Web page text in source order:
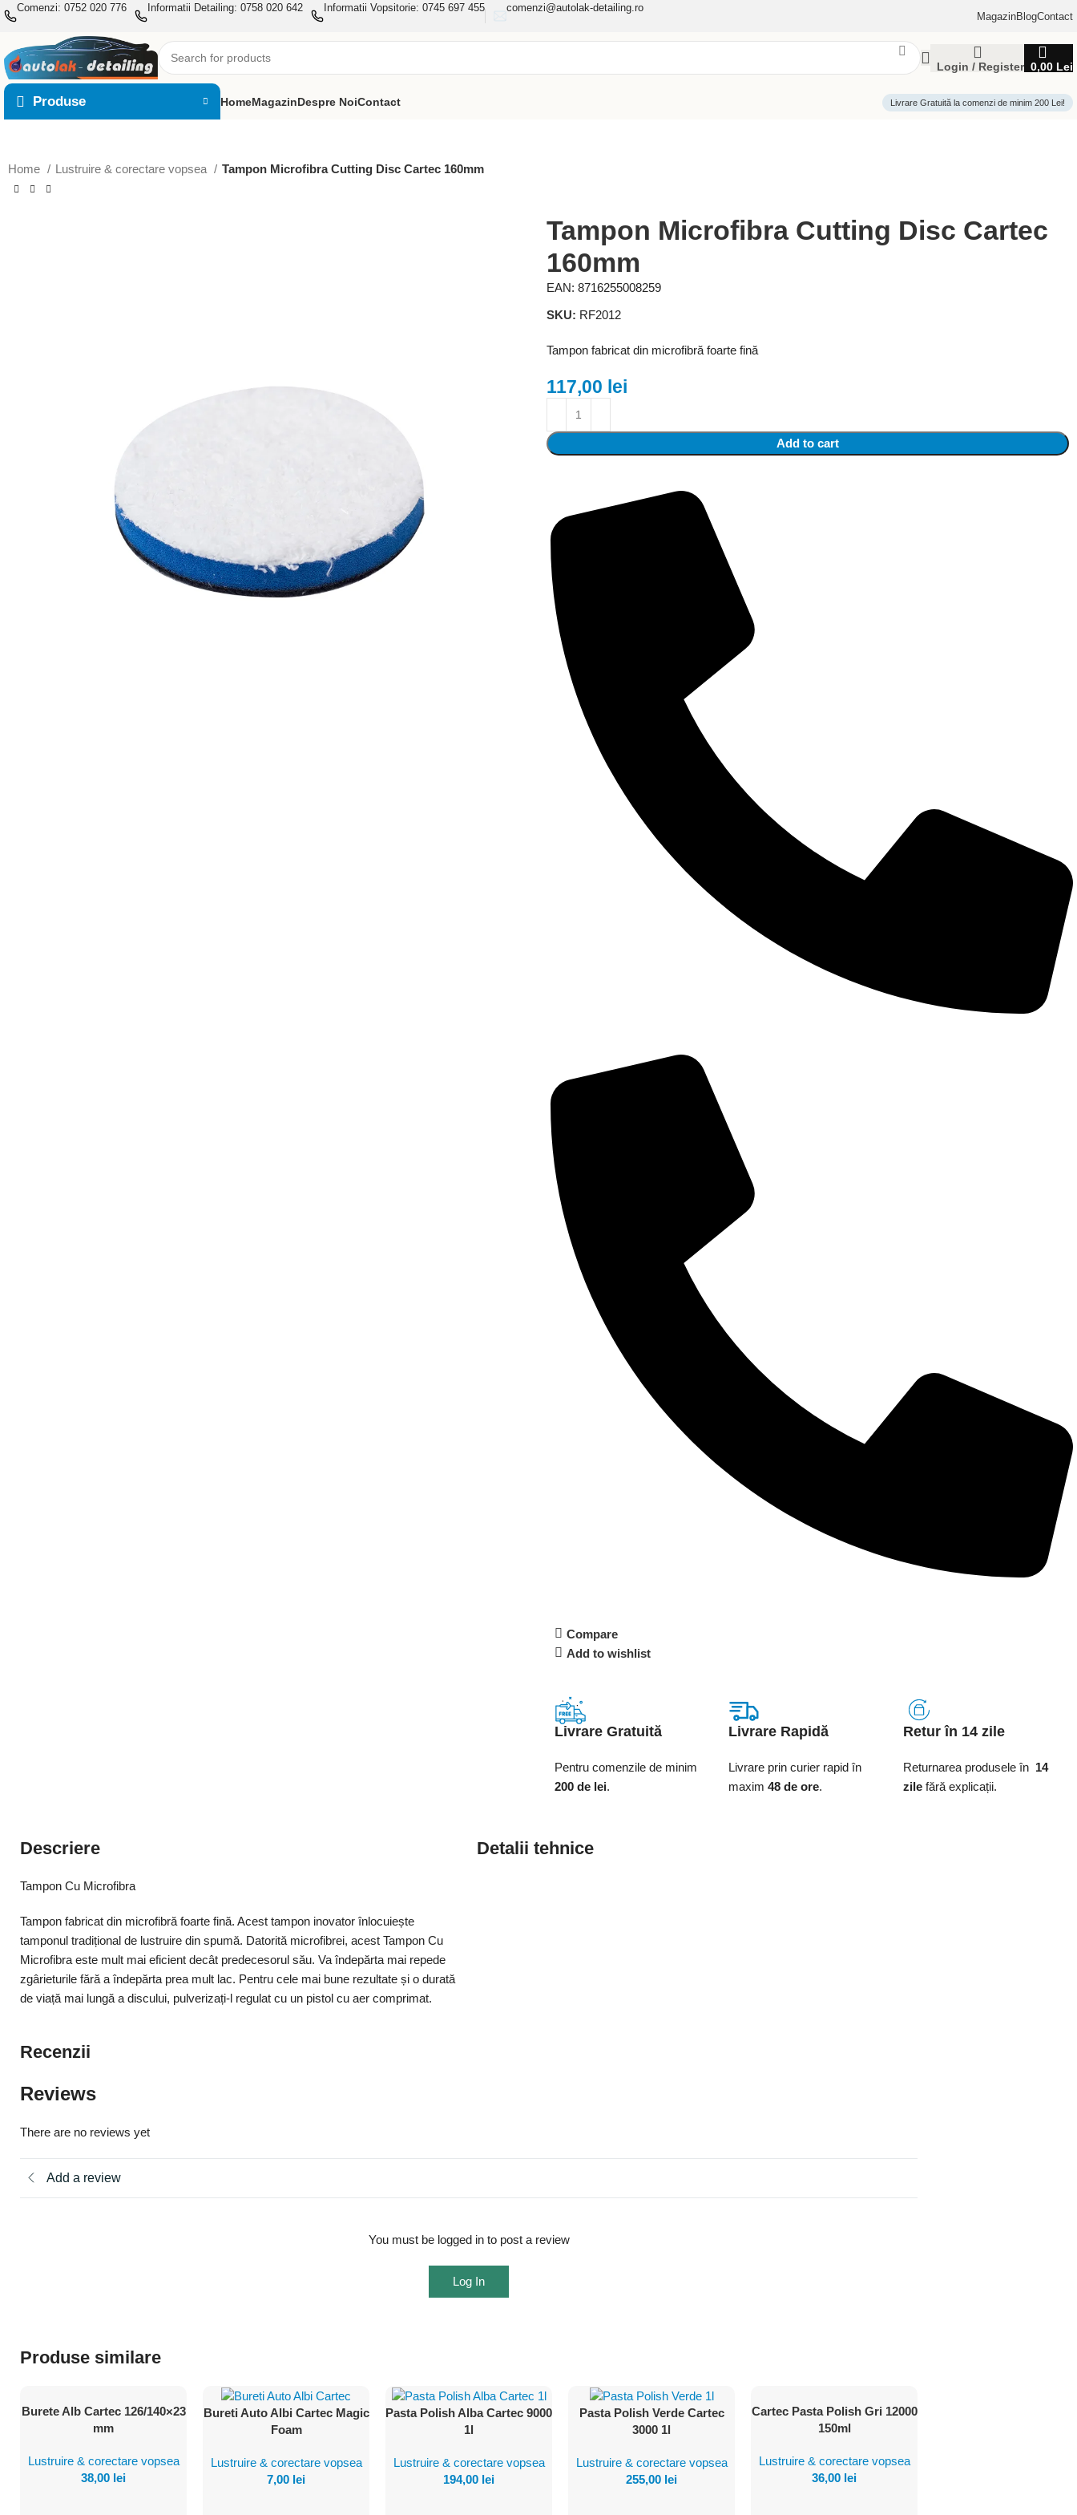
Comenzi: 0752 020 776 Informatii Detailing: 0758 020 642 Informatii Vopsitorie: 0745 697 455 comenzi@autolak-detailing.ro
MagazinBlogContact
Login / Register 0,00 Lei
Produse HomeMagazinDespre NoiContact Livrare Gratuită la comenzi de minim 200 Lei!
Home Lustruire & corectare vopsea Tampon Microfibra Cutting Disc Cartec 160mm
Tampon Microfibra Cutting Disc Cartec
160mm
EAN: 8716255008259
SKU: RF2012
Tampon fabricat din microfibră foarte fină
117,00 lei
Add to cart
Compare
Add to wishlist
Livrare Gratuită
Pentru comenzile de minim
200 de lei.
Livrare Rapidă
Livrare prin curier rapidîn
maxim48 de ore.
Retur în 14 zile
Returnareaprodusele în 14
zile fără explicații.
Descriere
Tampon Cu Microfibra
Tampon fabricat din microfibră foarte fină. Acest tampon inovator înlocuiește
tamponul tradițional de lustruire din spumă. Datorită microfibrei, acest Tampon Cu
Microfibra este mult mai eficient decât predecesorul său. Va îndepărta mai repede
zgârieturile fără a îndepărta prea mult lac. Pentru cele mai bune rezultate și o durată
de viață mai lungă a discului, pulverizați-l regulat cu un pistol cu aer comprimat.
Detalii tehnice
Recenzii
Reviews
There are no reviews yet
Add a review
You must be logged in to post a review
Log In
Produse similare
Vezi
Burete Alb Cartec 126/140×23
mm
Lustruire & corectare vopsea
38,00 lei
Vezi
Bureti Auto Albi Cartec Magic
Foam
Lustruire & corectare vopsea
7,00 lei
Vezi
Pasta Polish Alba Cartec 9000
1l
Lustruire & corectare vopsea
194,00 lei
Vezi
Pasta Polish Verde Cartec
3000 1l
Lustruire & corectare vopsea
255,00 lei
Vezi
Cartec Pasta Polish Gri 12000
150ml
Lustruire & corectare vopsea
36,00 lei